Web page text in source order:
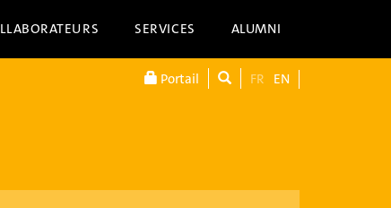
SERVICES ALUMNI
Portail FR EN